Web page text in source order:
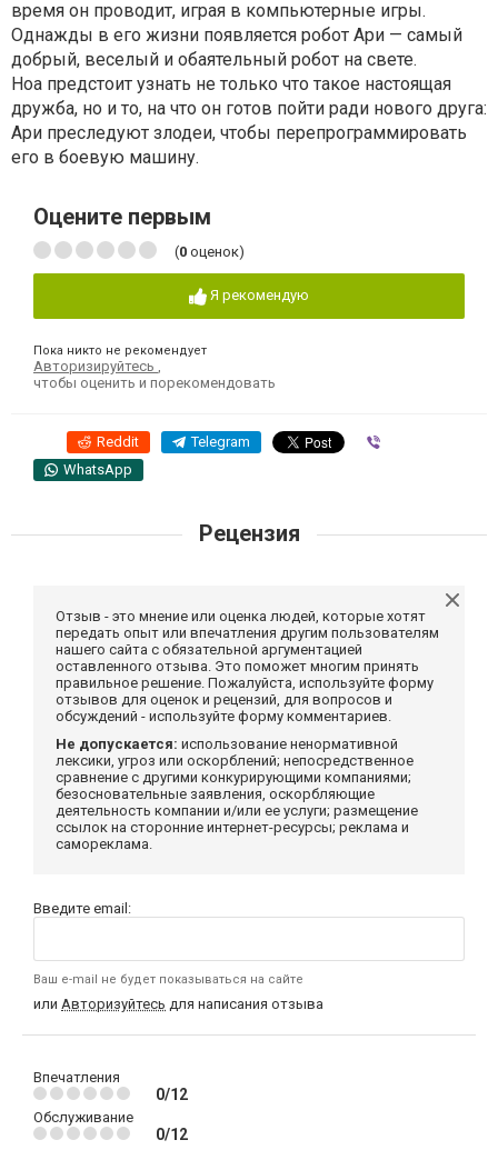
время он проводит, играя в компьютерные игры.
Однажды в его жизни появляется робот Ари — самый
добрый, веселый и обаятельный робот на свете.
Ноа предстоит узнать не только что такое настоящая
дружба, но и то, на что он готов пойти ради нового друга:
Ари преследуют злодеи, чтобы перепрограммировать
его в боевую машину.
Оцените первым
(0 оценок)
Я рекомендую
Пока никто не рекомендует
Авторизируйтесь
чтобы оценить и порекомендовать
Reddit Telegram
WhatsApp
Рецензия
Отзыв - это мнение или оценка людей, которые хотят
передать опыт или впечатления другим пользователям
нашего сайта с обязательной аргументацией
оставленного отзыва. Это поможет многим принять
правильное решение. Пожалуйста, используйте форму
отзывов для оценок и рецензий, для вопросов и
обсуждений - используйте форму комментариев.
Не допускается: использование ненормативной
лексики, угроз или оскорблений; непосредственное
сравнение с другими конкурирующими компаниями;
безосновательные заявления, оскорбляющие
деятельность компании и/или ее услуги; размещение
ссылок на сторонние интернет-ресурсы; реклама и
самореклама.
Введите email:
Ваш e-mail не будет показываться на сайте
или Авторизуйтесь для написания отзыва
Впечатления
0/12
Обслуживание
0/12